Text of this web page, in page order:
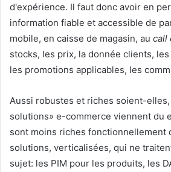
d'expérience. Il faut donc avoir en
information fiable et accessible de
mobile, en caisse de magasin, au call
stocks, les prix, la donnée clients,
les promotions applicables, les
Aussi robustes et riches soient-
solutions» e-commerce viennent du
sont moins riches fonctionnellement
solutions, verticalisées, qui ne
sujet: les PIM pour les produits, les